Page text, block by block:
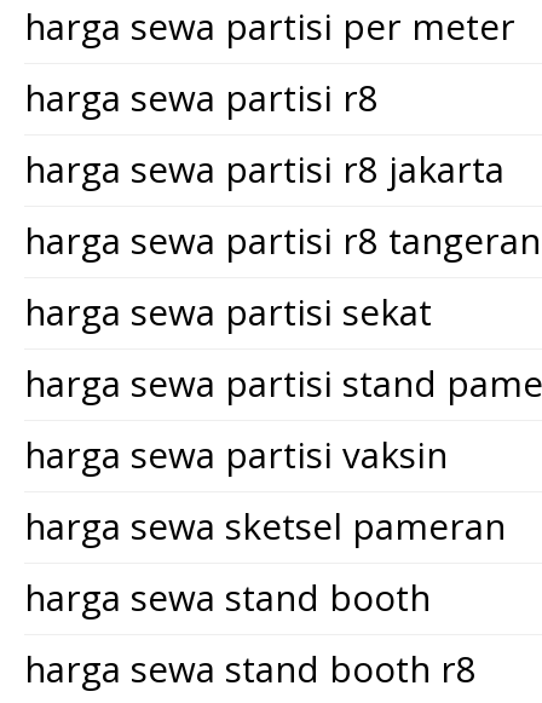
harga sewa partisi per meter
harga sewa partisi r8
harga sewa partisi r8 jakarta
harga sewa partisi r8
harga sewa partisi sekat
harga sewa partisi stand
harga sewa partisi vaksin
harga sewa sketsel pameran
harga sewa stand booth
harga sewa stand booth r8